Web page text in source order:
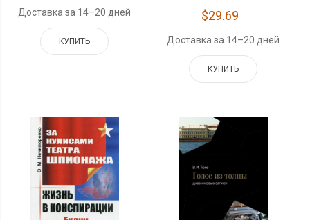
Доставка за 14–20 дней
КУПИТЬ
$29.69
Доставка за 14–20 дней
КУПИТЬ